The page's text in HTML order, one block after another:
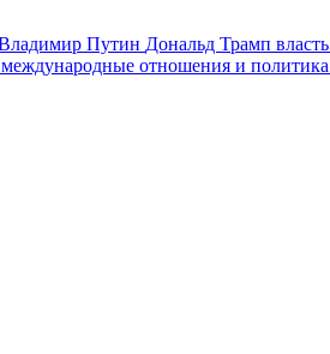
Путин Дональд Трамп власть
международные отношения и политика